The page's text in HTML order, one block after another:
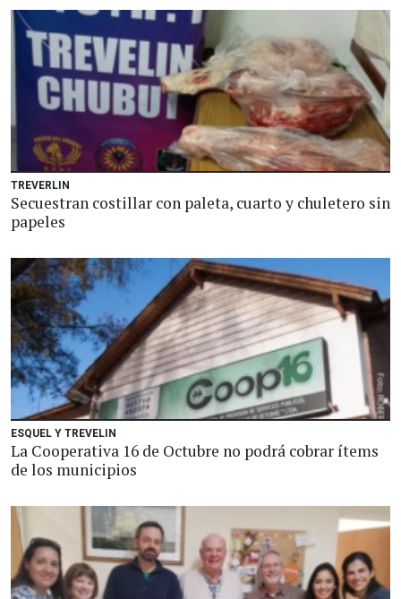
TREVERLIN
Secuestran costillar con paleta, cuarto y chuletero sin
papeles
ESQUEL Y TREVELIN
La Cooperativa 16 de Octubre no podrá cobrar ítems
de los municipios